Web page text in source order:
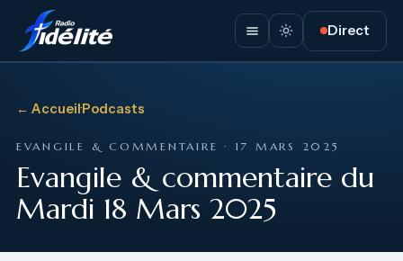
Direct
← Accueil·Podcasts
EVANGILE & COMMENTAIRE · 17 MARS 2025
Evangile & commentaire du
Mardi 18 Mars 2025